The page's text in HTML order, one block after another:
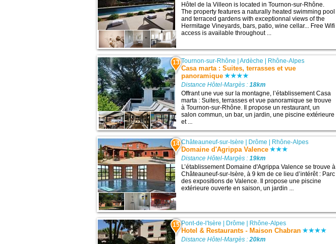
Hôtel de la Villeon is located in Tournon-sur-Rhône.
The property features a naturally heated swimming pool
and terraced gardens with exceptionnal views of the
Hermitage Vineyards, bars, patio, wine cellar... Free Wifi
access is available throughout ...
13 Tournon-sur-Rhône |Ardèche | Rhône-Alpes
Casa marta : Suites, terrasses et vue
panoramique
Distance Hôtel-Margès :18km
Offrant une vue sur la montagne, l’établissement Casa
marta : Suites, terrasses et vue panoramique se trouve
à Tournon-sur-Rhône. Il propose un restaurant, un
salon commun, un bar, un jardin, une piscine extérieure
et ...
14 Châteauneuf-sur-Isère Drôme Rhône-Alpes
Domaine d'Agrippa Valence
Distance Hôtel-Margès :19km
L’établissement Domaine d'Agrippa Valence se trouve à
Châteauneuf-sur-Isère, à 9 km de ce lieu d’intérêt : Parc
des expositions de Valence. Il propose une piscine
extérieure ouverte en saison, un jardin ...
15 Pont-de-l'Isère Drôme Rhône-Alpes
Hotel & Restaurants - Maison Chabran
Distance Hôtel-Margès :20km